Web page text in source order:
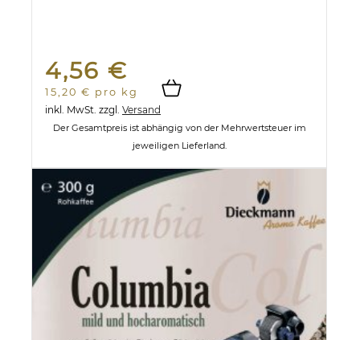
4,56 €
15,20 € pro kg
inkl. MwSt. zzgl. Versand
Der Gesamtpreis ist abhängig von der Mehrwertsteuer im
jeweiligen Lieferland.